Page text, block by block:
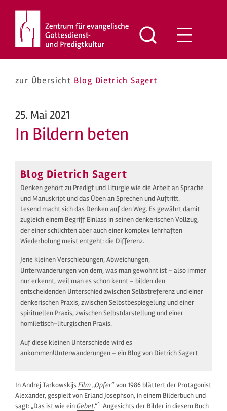
springen
zur Übersicht Blog Dietrich Sagert
25. Mai 2021
In Bildern beten
Blog Dietrich Sagert
Denken gehört zu Predigt und Liturgie wie die Arbeit an Sprache
und Manuskript und das Üben an Sprechen und Auftritt.
Lesend macht sich das Denken auf den Weg. Es gewährt damit
zugleich einem Begriff Einlass in seinen denkerischen Vollzug,
der einer schlichten aber auch einer komplex lehrhaften
Wiederholung meist entgeht: die Differenz.
Jene kleinen Verschiebungen, Abweichungen,
Unterwanderungen von dem, was man gewohnt ist – also immer
nur erkennt, weil man es schon kennt – bilden den
entscheidenden Unterschied zwischen Selbstreferenz und einer
denkerischen Praxis, zwischen Selbstbespiegelung und einer
spirituellen Praxis, zwischen Selbstdarstellung und einer
homiletisch-liturgischen Praxis.
Auf diese kleinen Unterschiede wird es
ankommen!Unterwanderungen – ein Blog von Dietrich Sagert
In Andrej Tarkowskijs Film „Opfer“ von 1986 blättert der Protagonist
Alexander, gespielt von Erland Josephson, in einem Bilderbuch und
sagt: „Das ist wie einGebet.“1 Angesichts der Bilder in diesem Buch